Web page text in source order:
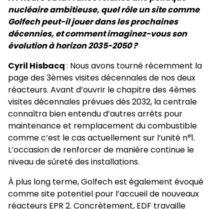
nucléaire ambitieuse, quel rôle un site comme
Golfech peut-il jouer dans les prochaines
décennies, et comment imaginez-vous son
évolution à horizon 2035-2050 ?
Cyril Hisbacq: Nous avons tourné récemment la
page des 3èmes visites décennales de nos deux
réacteurs. Avant d’ouvrir le chapitre des 4èmes
visites décennales prévues dès 2032, la centrale
connaîtra bien entendu d’autres arrêts pour
maintenance et remplacement du combustible
comme c’est le cas actuellement sur l’unité n°1.
L’occasion de renforcer de manière continue le
niveau de sûreté des installations.
À plus long terme, Golfech est également évoqué
comme site potentiel pour l’accueil de nouveaux
réacteurs EPR 2. Concrètement, EDF travaille